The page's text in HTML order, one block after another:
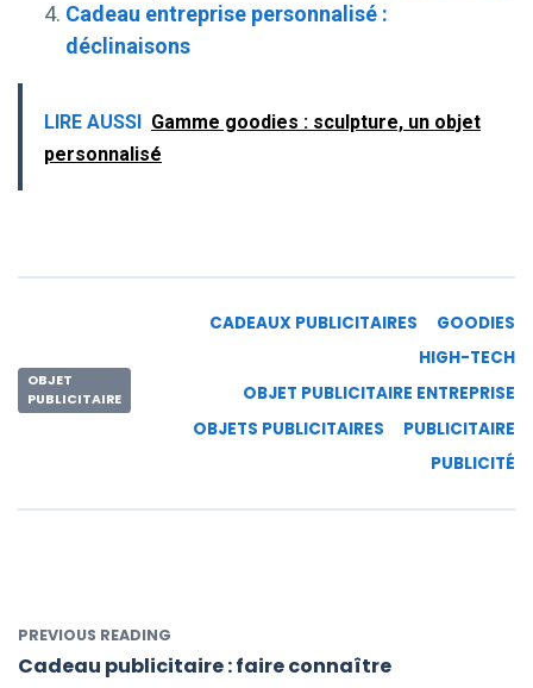
Cadeau entreprise personnalisé :
déclinaisons
LIRE AUSSI
Gamme goodies : sculpture, un objet
personnalisé
OBJET
PUBLICITAIRE
CADEAUX PUBLICITAIRES
GOODIES
HIGH-TECH
OBJET PUBLICITAIRE ENTREPRISE
OBJETS PUBLICITAIRES
PUBLICITAIRE
PUBLICITÉ
PREVIOUS READING
Cadeau publicitaire : faire connaître